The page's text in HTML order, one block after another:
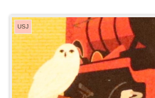
USJ